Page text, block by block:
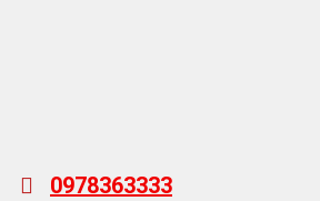
0978363333